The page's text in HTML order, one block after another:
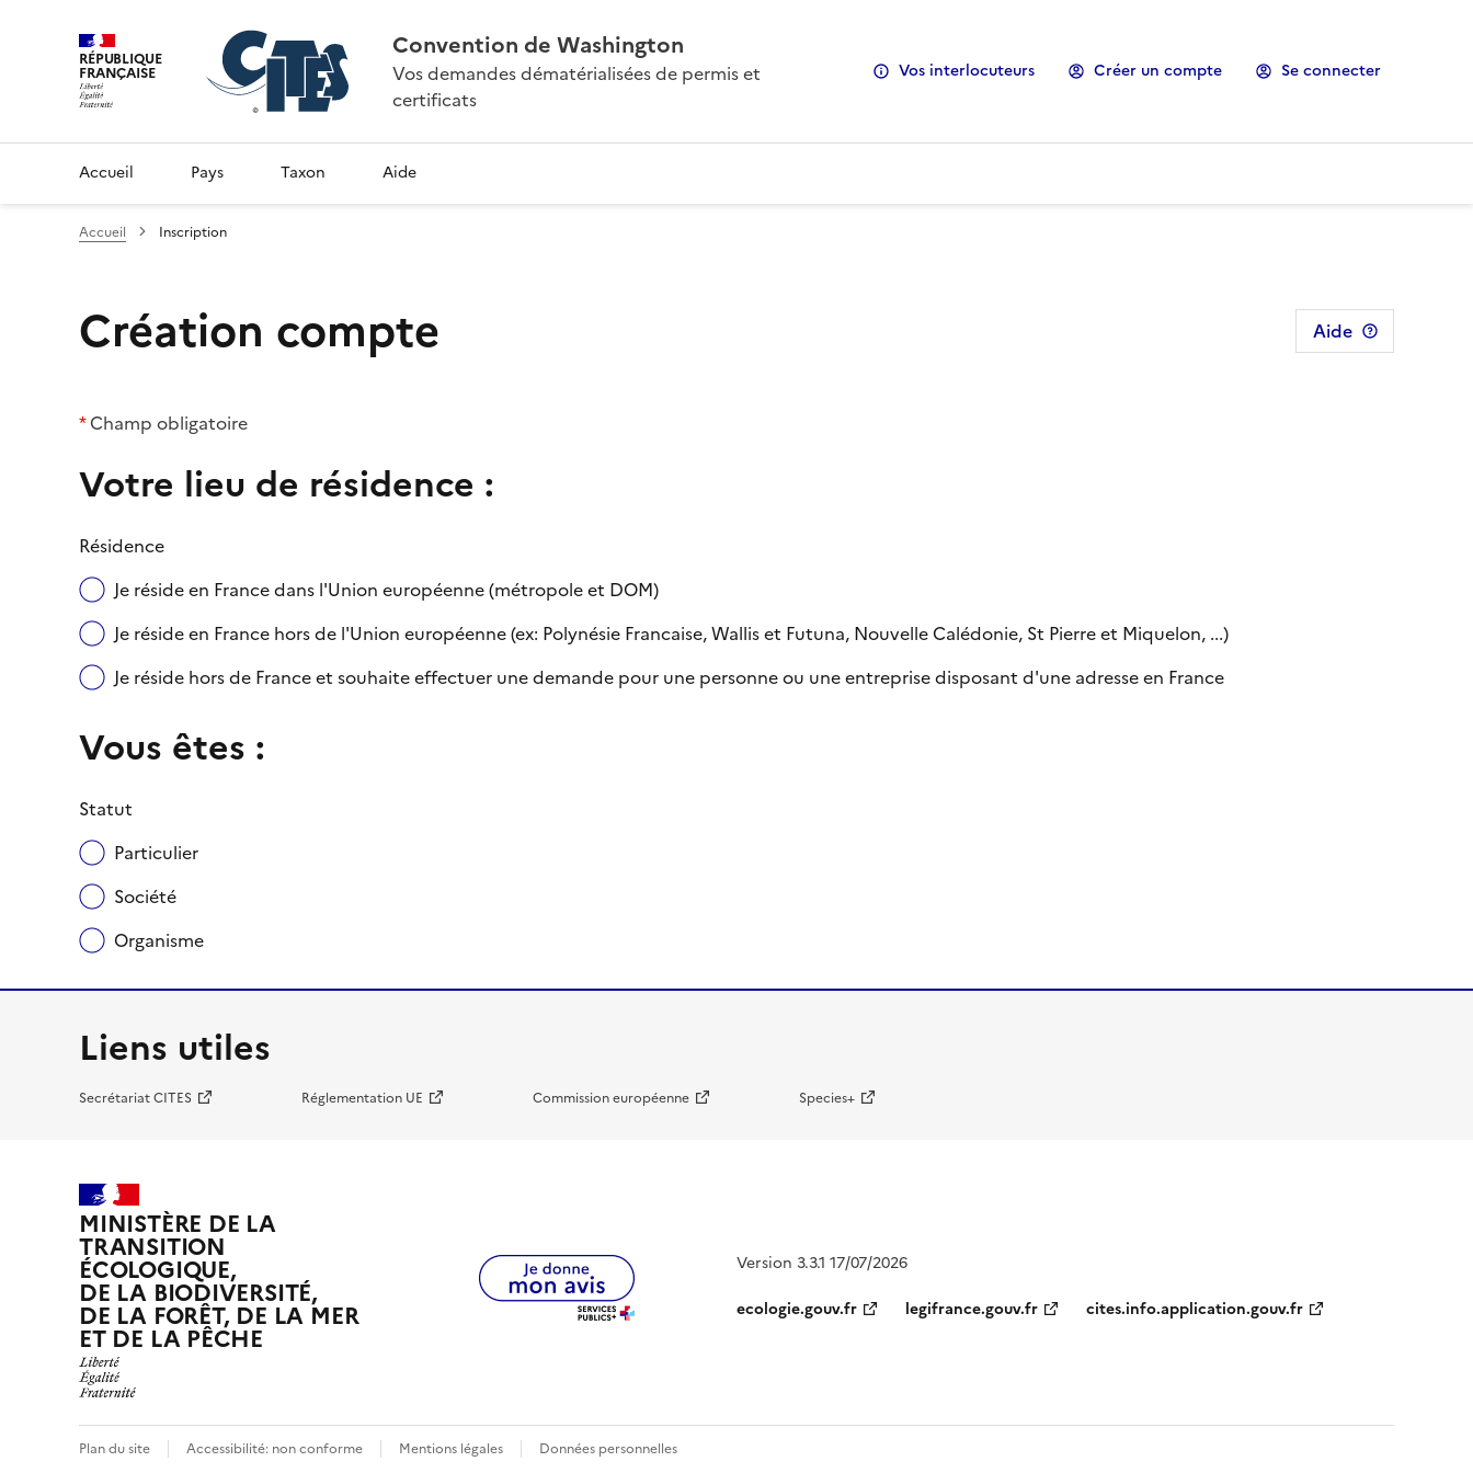
RÉPUBLIQUE
FRANÇAISE
Convention de Washington
Vos demandes dématérialisées de permis et
certificats
Vos interlocuteurs Créer un compte Se connecter
Accueil Pays Taxon Aide
Accueil Inscription
Création compte Aide
*Champ obligatoire
Votre lieu de résidence :
Résidence
Je réside en France dans l'Union européenne (métropole et DOM)
Je réside en France hors de l'Union européenne (ex: Polynésie Francaise, Wallis et Futuna, Nouvelle Calédonie, St Pierre et Miquelon, ...)
Je réside hors de France et souhaite effectuer une demande pour une personne ou une entreprise disposant d'une adresse en France
Vous êtes :
Statut
Particulier
Société
Organisme
Liens utiles
Secrétariat CITES Réglementation UE Commission européenne Species+
MINISTÈRE DE LA
TRANSITION
ÉCOLOGIQUE,
DE LA BIODIVERSITÉ,
DE LA FORÊT, DE LA MER
ET DE LA PÊCHE
Version 3.3.1 17/07/2026
ecologie.gouv.fr
legifrance.gouv.fr cites.info.application.gouv.fr
Plan du site Accessibilité: non conforme Mentions légales Données personnelles